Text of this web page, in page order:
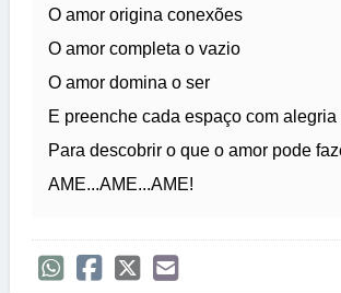
O amor origina conexões
O amor completa o vazio
O amor domina o ser
E preenche cada espaço com alegria
Para descobrir o que o amor pode
AME...AME...AME!